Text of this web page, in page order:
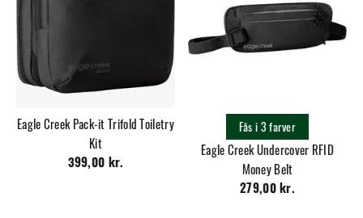
Eagle Creek Pack-it Trifold Toiletry
Kit
399,00 kr.
Eagle Creek Undercover RFID
Money Belt
279,00 kr.
Fås i 3 farver